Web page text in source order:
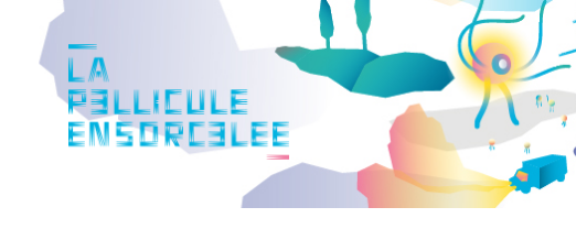
content
navigation
footer